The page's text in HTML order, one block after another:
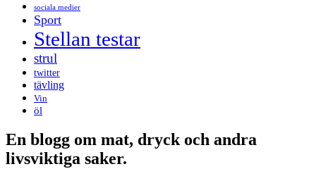
sociala medier
Sport
Stellan testar
strul
twitter
tävling
Vin
öl
En blogg om mat, dryck och andra
livsviktiga saker.